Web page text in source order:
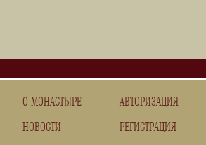
О МОНАСТЫРЕ
НОВОСТИ
АВТОРИЗАЦИЯ
РЕГИСТРАЦИЯ